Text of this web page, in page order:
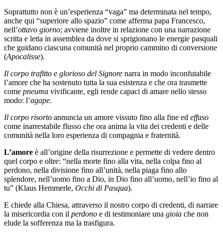
Soprattutto non è un’esperienza “vaga” ma determinata nel tempo,
anche qui “superiore allo spazio” come afferma papa Francesco,
nell’ottavo giorno; avviene inoltre in relazione con una narrazione
scritta e letta in assemblea da dove si sprigionano le energie pasquali
che guidano ciascuna comunità nel proprio cammino di conversione
(Apocalisse).
Il corpo trafitto e glorioso del Signore narra in modo inconfutabile
l’amore che ha sostenuto tutta la sua esistenza e che ora trasmette
come pneuma vivificante, egli rende capaci di amare nello stesso
modo: l’agape.
Il corpo risorto annuncia un amore vissuto fino alla fine ed effuso
come inarrestabile flusso che ora anima la vita dei credenti e delle
comunità nella loro esperienza di compagnia e fraternità.
L’amore è all’origine della risurrezione e permette di vedere dentro
quel corpo e oltre: “nella morte fino alla vita, nella colpa fino al
perdono, nella divisione fino all’unità, nella piaga fino allo
splendore, nell’uomo fino a Dio, in Dio fino all’uomo, nell’io fino al
tu” (Klaus Hemmerle, Occhi di Pasqua).
E chiede alla Chiesa, attraverso il nostro corpo di credenti, di narrare
la misericordia con il perdono e di testimoniare una gioia che non
elude la sofferenza ma la trasfigura.